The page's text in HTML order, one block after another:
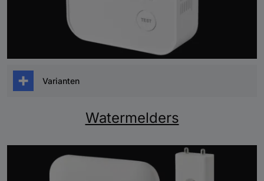
Varianten
mee gaanWatermelders